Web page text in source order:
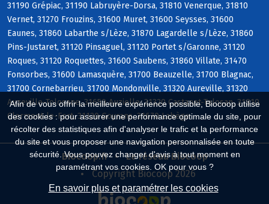
Afin de vous offrir la meilleure expérience possible, Biocoop utilise
des cookies : pour assurer une performance optimale du site, pour
récolter des statistiques afin d'analyser le trafic et la performance
du site et vous proposer une navigation personnalisée en toute
sécurité. Vous pouvez changer d'avis à tout moment en
paramétrant vos cookies. OK pour vous ?
En savoir plus et paramétrer les cookies
31190 Grépiac, 31190 Labruyère-Dorsa, 31810 Venerque, 31810
Vernet, 31270 Frouzins, 31600 Muret, 31600 Seysses, 31600
Eaunes, 31860 Labarthe s/Lèze, 31870 Lagardelle s/Lèze, 31860
Pins-Justaret, 31120 Pinsaguel, 31120 Portet s/Garonne, 31120
Roques, 31120 Roquettes, 31600 Saubens, 31860 Villate, 31470
Fonsorbes, 31600 Lamasquère, 31700 Beauzelle, 31700 Blagnac,
31700 Cornebarrieu, 31700 Mondonville, 31320 Aureville, 31320
Auzeville-Tolosane, 31650 Auzielle, 31320 Castanet-Tolosan, 31810
Clermont-le-Fort, 31120 Goyrans, 31670 Labège
Biocoop.fr
Le réseau Biocoop
Copyright Biocoop 2026